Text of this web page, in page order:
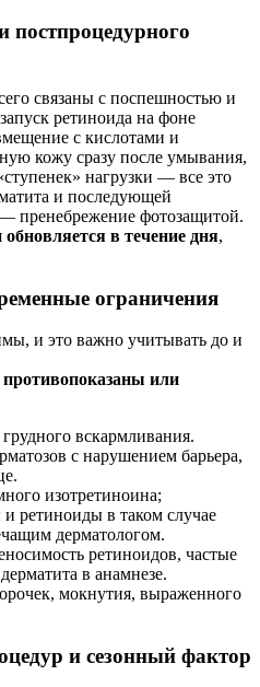
связаны с поспешностью и
ретиноида на фоне
с кислотами и
кожу сразу после умывания,
нагрузки — все это
и последующей
пренебрежение фотозащитой.
в течение дня,
ограничения
и это важно учитывать до и
или
вскармливания.
с нарушением барьера,
изотретиноина;
ретиноиды в таком случае
дерматологом.
ретиноидов, частые
в анамнезе.
мокнутия, выраженного
и сезонный фактор